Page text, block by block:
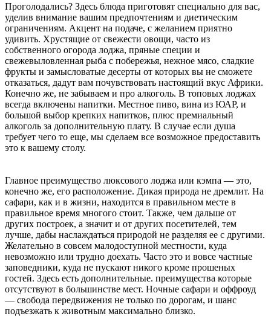
Проголодались? Здесь блюда приготовят специально для вас,
уделив внимание вашим предпочтениям и диетическим
ограничениям. Акцент на подаче, с желанием приятно
удивить. Хрустящие от свежести овощи, часто из
собственного огорода лоджа, пряные специи и
свежевыловленная рыба с побережья, нежное мясо, сладкие
фрукты и замысловатые десерты от которых вы не сможете
отказаться, дадут вам почувствовать настоящий вкус Африки.
Конечно же, не забываем и про алкоголь. В топовых лоджах
всегда включены напитки. Местное пиво, вина из ЮАР, и
большой выбор крепких напитков, плюс премиальный
алкоголь за дополнительную плату. В случае если душа
требует чего то еще, мы сделаем все возможное предоставить
это к вашему столу.
Главное преимущество люксового лоджа или кэмпа — это,
конечно же, его расположение. Дикая природа не дремлит. На
сафари, как и в жизни, находится в правильном месте в
правильное время многого стоит. Также, чем дальше от
других построек, а значит и от других посетителей, тем
лучше, дабы наслаждаться природой не разделяя ее с другими.
Желательно в совсем малодоступной местности, куда
невозможно или трудно доехать. Часто это и вовсе частные
заповедники, куда не пускают никого кроме прошеных
гостей. Здесь есть дополнительные. преимущества которые
отсутствуют в большинстве мест. Ночные сафари и оффроуд
— свобода передвижения не только по дорогам, и шанс
подъезжать к животным максимально близко.